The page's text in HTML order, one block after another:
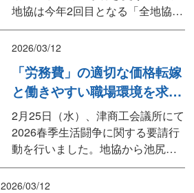
地協は今年2回目となる「全地協統
一街宣」を実施しました。今回は
「36（サブロク）の日」と「3.8国
の暮らしに直結する労働環境につ
いて訴えました。 「36の日」：働
きすぎにストップを翌3月6日は、
労働基準法第36条にちなんだ「3
6...
2026/03/12
「労務費」の適切な価格転嫁
と働きやすい職場環境を求め
る （2026春闘要請）
2月25日（水）、津商工会議所にて
2026春季生活闘争に関する要請行
動を行いました。地協から池尻議
長をはじめ7名、商工会議所からは
伊藤専務理事ら4名が出席しまし
2026/03/12